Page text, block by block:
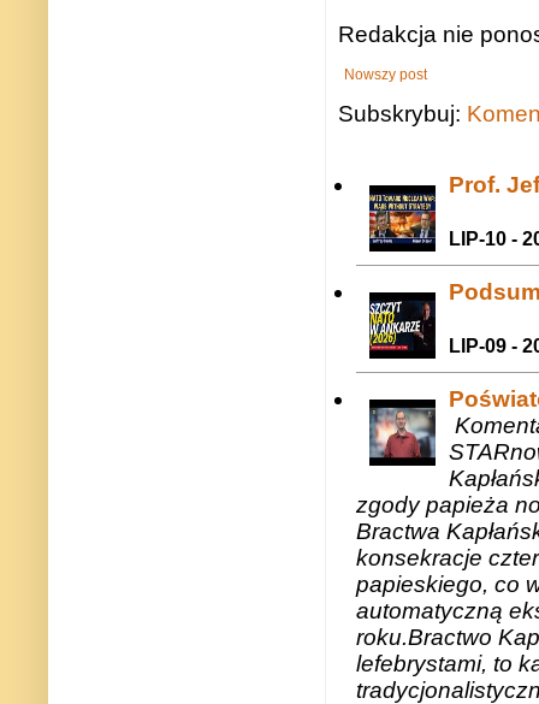
Redakcja nie
Nowszy post
Subskrybuj:
Prof.
LIP-10 -
LIP-09 -
zgody papieża
Bractwa
konsekracje
papieskiego, co
automatyczną
roku.Bractwo
lefebrystami, to